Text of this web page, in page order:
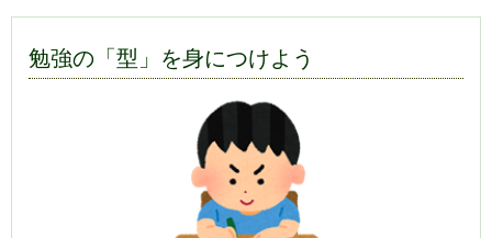
勉強の「型」を身につけよう